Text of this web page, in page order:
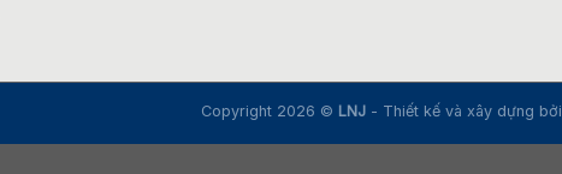
Copyright 2026 © LNJ- Thiết kế và xây dựng bởi